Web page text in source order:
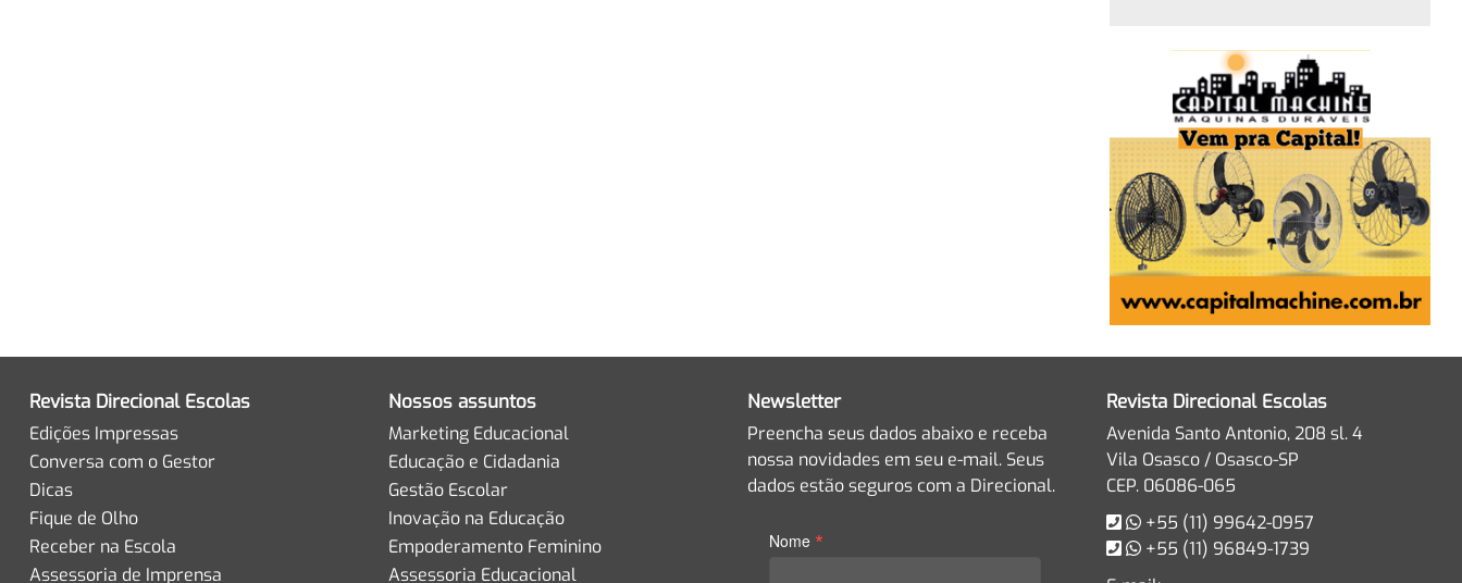
Revista Direcional Escolas
Edições Impressas
Conversa com o Gestor
Dicas
Fique de Olho
Receber na Escola
Assessoria de Imprensa
Nossos assuntos
Marketing Educacional
Educação e Cidadania
Gestão Escolar
Inovação na Educação
Empoderamento Feminino
Assessoria Educacional
Newsletter
Preencha seus dados abaixo e receba
nossa novidades em seu e-mail. Seus
dados estão seguros com a Direcional.
Nome *
Revista Direcional Escolas
Avenida Santo Antonio, 208 sl. 4
Vila Osasco / Osasco-SP
CEP. 06086-065
+55 (11) 99642-0957
+55 (11) 96849-1739